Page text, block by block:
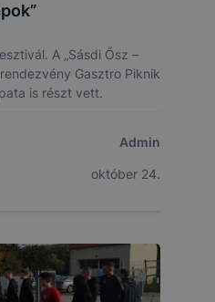
A „Sásdi Ősz –
Gasztro Piknik
is részt vett.
Admin
október 24.